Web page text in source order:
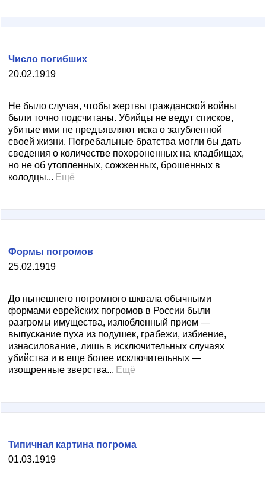
20.02.1919
Число погибших
Не было случая, чтобы жертвы гражданской войны
были точно подсчитаны. Убийцы не ведут списков,
убитые ими не предъявляют иска о загубленной
своей жизни. Погребальные братства могли бы дать
сведения о количестве похороненных на кладбищах,
но не об утопленных, сожженных, брошенных в
колодцы... Ещё
25.02.1919
Формы погромов
До нынешнего погромного шквала обычными
формами еврейских погромов в России были
разгромы имущества, излюбленный прием —
выпускание пуха из подушек, грабежи, избиение,
изнасилование, лишь в исключительных случаях
убийства и в еще более исключительных —
изощренные зверства... Ещё
01.03.1919
Типичная картина погрома